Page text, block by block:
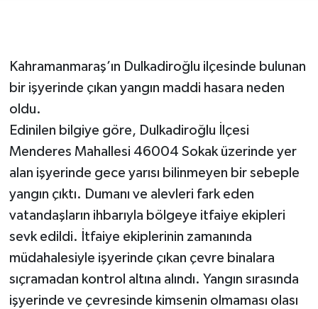
Kahramanmaraş’ın Dulkadiroğlu ilçesinde bulunan
bir işyerinde çıkan yangın maddi hasara neden
oldu.
Edinilen bilgiye göre, Dulkadiroğlu İlçesi
Menderes Mahallesi 46004 Sokak üzerinde yer
alan işyerinde gece yarısı bilinmeyen bir sebeple
yangın çıktı. Dumanı ve alevleri fark eden
vatandaşların ihbarıyla bölgeye itfaiye ekipleri
sevk edildi. İtfaiye ekiplerinin zamanında
müdahalesiyle işyerinde çıkan çevre binalara
sıçramadan kontrol altına alındı. Yangın sırasında
işyerinde ve çevresinde kimsenin olmaması olası
KADIN-AİLE
YEREL YÖNETİM
MEDYA
ÜÇÜNCÜ SAYFA
BİLİMNET
Yemek